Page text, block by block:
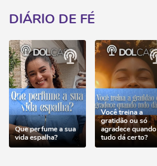
DIÁRIO DE FÉ
Que perfume a sua
vida espalha?
Você treina a
gratidão ou só
agradece quando
tudo dá certo?